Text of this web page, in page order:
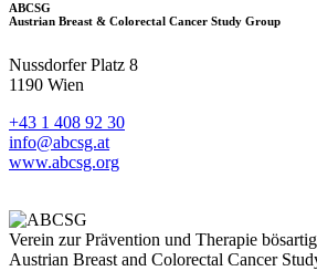
ABCSG
Austrian Breast & Colorectal Cancer Study Group
Nussdorfer Platz 8
1190 Wien
+43 1 408 92 30
info@abcsg.at
www.abcsg.org
Verein zur Prävention und Therapie
Austrian Breast and Colorectal Cancer